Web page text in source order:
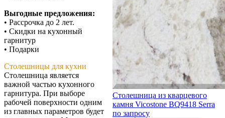
Выгодные предложения:
• Рассрочка до 2 лет.
• Скидки на кухонный
гарнитур
• Подарки
Столешницы для кухни
Столешница является
важной частью кухонного
гарнитура. При выборе
рабочей поверхности одним
из главных параметров будет
Столешница из кварцевого
камня Vicostone BQ9418 Serra
по запросу